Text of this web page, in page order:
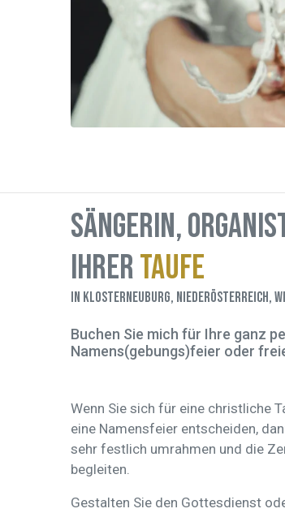
Sängerin,
IhrerTaufe
in Klosterneuburg, Niederösterreich,
Buchen Sie mich für Ihre ganz
Namens(gebungs)feier oder
Wenn Sie sich für eine christliche
eine Namensfeier entscheiden,
sehr festlich umrahmen und die
begleiten.
Gestalten Sie den Gottesdienst